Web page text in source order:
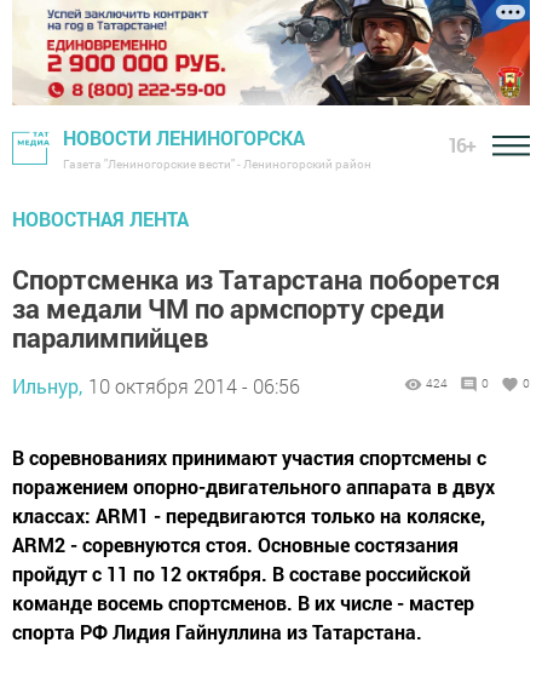
НОВОСТИ ЛЕНИНОГОРСКА
Газета "Лениногорские вести" - Лениногорский район
16+
НОВОСТНАЯ ЛЕНТА
Спортсменка из Татарстана поборется
за медали ЧМ по армспорту среди
паралимпийцев
Ильнур, 10 октября 2014 - 06:56 424 0 0
В соревнованиях принимают участия спортсмены с
поражением опорно-двигательного аппарата в двух
классах: ARM1 - передвигаются только на коляске,
ARM2 - соревнуются стоя. Основные состязания
пройдут с 11 по 12 октября. В составе российской
команде восемь спортсменов. В их числе - мастер
спорта РФ Лидия Гайнуллина из Татарстана.